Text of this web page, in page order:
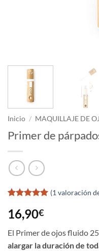
Inicio / MAQUILLAJE DE
Primer de
con 5de 5
en base a
valoración
de un
cliente
(1 valoración
16,90€
El Primer de ojos fluido
alargar la duración de